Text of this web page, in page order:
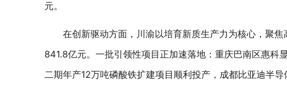
元。
在创新驱动方面，川渝以培育新质生产力为核心，聚
841.8亿元。一批引领性项目正加速落地：重庆巴南区惠科
二期年产12万吨磷酸铁扩建项目顺利投产，成都比亚迪半